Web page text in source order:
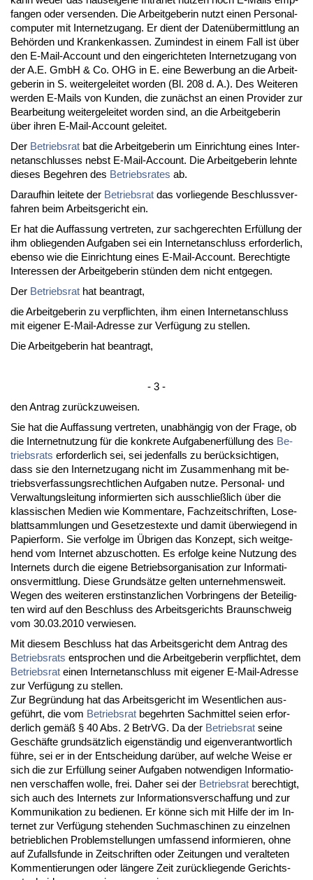
fan­gen oder ver­sen­den. Die Ar­beit­ge­be­rin nutzt ei­nen Per­so­nal­
com­pu­ter mit In­ter­net­zu­gang. Er dient der Da­tenüber­mitt­lung an
Behörden und Kran­ken­kas­sen. Zu­min­dest in ei­nem Fall ist über
den E-Mail-Ac­count und den ein­ge­rich­te­ten In­ter­net­zu­gang von
der A.E. GmbH & Co. OHG in E. ei­ne Be­wer­bung an die Ar­beit­
ge­be­rin in S. wei­ter­ge­lei­tet wor­den (Bl. 208 d. A.). Des Wei­te­ren
wer­den E-Mails von Kun­den, die zunächst an ei­nen Pro­vi­der zur
Be­ar­bei­tung wei­ter­ge­lei­tet wor­den sind, an die Ar­beit­ge­be­rin
über ih­ren E-Mail-Ac­count ge­lei­tet.
Der Be­triebs­rat bat die Ar­beit­ge­be­rin um Ein­rich­tung ei­nes In­ter­
net­an­schlus­ses nebst E-Mail-Ac­count. Die Ar­beit­ge­be­rin lehn­te
die­ses Be­geh­ren des Be­triebs­ra­tes ab.
Dar­auf­hin lei­te­te der Be­triebs­rat das vor­lie­gen­de Be­schluss­ver­
fah­ren beim Ar­beits­ge­richt ein.
Er hat die Auf­fas­sung ver­tre­ten, zur sach­ge­rech­ten Erfüllung der
ihm ob­lie­gen­den Auf­ga­ben sei ein In­ter­net­an­schluss er­for­der­lich,
eben­so wie die Ein­rich­tung ei­nes E-Mail-Ac­count. Be­rech­tig­te
In­ter­es­sen der Ar­beit­ge­be­rin stünden dem nicht ent­ge­gen.
Der Be­triebs­rat hat be­an­tragt,
die Ar­beit­ge­be­rin zu ver­pflich­ten, ihm ei­nen In­ter­net­an­schluss
mit ei­ge­ner E-Mail-Adres­se zur Verfügung zu stel­len.
Die Ar­beit­ge­be­rin hat be­an­tragt,
- 3 -
den An­trag zurück­zu­wei­sen.
Sie hat die Auf­fas­sung ver­tre­ten, un­abhängig von der Fra­ge, ob
die In­ter­net­nut­zung für die kon­kre­te Auf­ga­ben­erfüllung des Be­
triebs­rats er­for­der­lich sei, sei je­den­falls zu berück­sich­ti­gen,
dass sie den In­ter­net­zu­gang nicht im Zu­sam­men­hang mit be­
triebs­ver­fas­sungs­recht­li­chen Auf­ga­ben nut­ze. Per­so­nal- und
Ver­wal­tungs­lei­tung in­for­mier­ten sich aus­sch­ließlich über die
klas­si­schen Me­di­en wie Kom­men­ta­re, Fach­zeit­schrif­ten, Lo­se­
blatt­samm­lun­gen und Ge­set­zes­tex­te und da­mit über­wie­gend in
Pa­pier­form. Sie ver­fol­ge im Übri­gen das Kon­zept, sich weit­ge­
hend vom In­ter­net ab­zu­schot­ten. Es er­fol­ge kei­ne Nut­zung des
In­ter­nets durch die ei­ge­ne Be­triebs­or­ga­ni­sa­ti­on zur In­for­ma­ti­
ons­ver­mitt­lung. Die­se Grundsätze gel­ten un­ter­neh­mens­weit.
We­gen des wei­te­ren erst­in­stanz­li­chen Vor­brin­gens der Be­tei­lig­
ten wird auf den Be­schluss des Ar­beits­ge­richts Braun­schweig
vom 30.03.2010 ver­wie­sen.
Mit die­sem Be­schluss hat das Ar­beits­ge­richt dem An­trag des
Be­triebs­rats ent­spro­chen und die Ar­beit­ge­be­rin ver­pflich­tet, dem
Be­triebs­rat ei­nen In­ter­net­an­schluss mit ei­ge­ner E-Mail-Adres­se
zur Verfügung zu stel­len.
Zur Be­gründung hat das Ar­beits­ge­richt im We­sent­li­chen aus­
geführt, die vom Be­triebs­rat be­gehr­ten Sach­mit­tel sei­en er­for­
der­lich gemäß § 40 Abs. 2 Be­trVG. Da der Be­triebs­rat sei­ne
Geschäfte grundsätz­lich ei­genständig und ei­gen­ver­ant­wort­lich
führe, sei er in der Ent­schei­dung darüber, auf wel­che Wei­se er
sich die zur Erfüllung sei­ner Auf­ga­ben not­wen­di­gen In­for­ma­tio­
nen ver­schaf­fen wol­le, frei. Da­her sei der Be­triebs­rat be­rech­tigt,
sich auch des In­ter­nets zur In­for­ma­ti­ons­ver­schaf­fung und zur
Kom­mu­ni­ka­ti­on zu be­die­nen. Er könne sich mit Hil­fe der im In­
ter­net zur Verfügung ste­hen­den Such­ma­schi­nen zu ein­zel­nen
be­trieb­li­chen Pro­blem­stel­lun­gen um­fas­send in­for­mie­ren, oh­ne
auf Zu­falls­fun­de in Zeit­schrif­ten oder Zei­tun­gen und ver­al­te­ten
Kom­men­tie­run­gen oder länge­re Zeit zurück­lie­gen­de Ge­richts­